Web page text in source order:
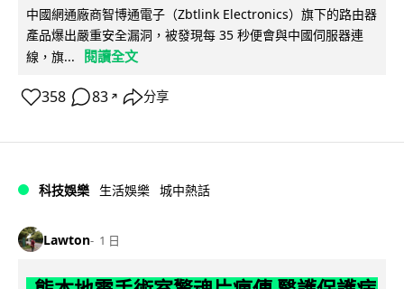
中國網通廠商智博通電子（Zbtlink Electronics）旗下的路由器
產品爆出嚴重安全漏洞，被發現每 35 秒便會與中國伺服器連
線，旗...
閱讀全文
358 83 ↗ 分享
科技娛樂 生活娛樂 城中熱話
Lawton 1 日